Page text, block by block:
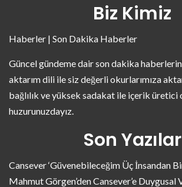
Biz Kimiz
Haberler | Son Dakika Haberler
Güncel gündeme dair son dakika
aktarım dili ile siz değerli okurlarımıza
bağlılık ve yüksek sadakat ile içerik üretici
huzurunuzdayız.
Son Yazılar
Cansever ‘Güvenebileceğim Üç İnsandan
Mahmut Görgen’den Cansever’e Duygusal